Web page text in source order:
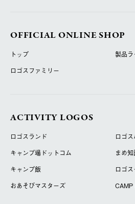
OFFICIAL ONLINE SHOP
トップ
製品
ロゴスファミリー
ACTIVITY LOGOS
ロゴスランド
ロゴ
キャンプ場ドットコム
まめ
キャンプ飯
ロゴ
おあそびマスターズ
CAMP